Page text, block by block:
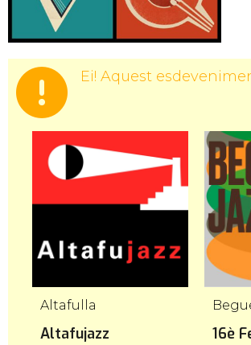
Ei! Aquest
Altafulla
Altafujazz
16è